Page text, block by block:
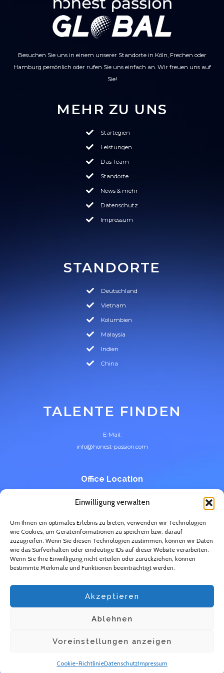
Einwilligung verwalten
Um Ihnen ein optimales Erlebnis zu bieten, verwenden wir Technologien
wie Cookies, um Geräteinformationen zu speichern bzw. darauf
zuzugreifen. Wenn Sie diesen Technologien zustimmen, können wir Daten
wie das Surfverhalten oder eindeutige IDs auf dieser Website verarbeiten.
Wenn Sie Ihre Einwilligung nicht erteilen oder zurückziehen, können
bestimmte Merkmale und Funktionen beeinträchtigt werden.
Akzeptieren
Ablehnen
Voreinstellungen anzeigen
Cookie-RichtlinieDatenschutzImpressum
Besuchen Sie uns in einem unserer Standorte in Köln, Frechen oder
Hamburg persönlich oder rufen Sie uns einfach an. Wir freuen uns auf
Sie!
MEHR ZU UNS
Startegien
Leistungen
Das Team
Standorte
News & mehr
Datenschutz
Impressum
STANDORTE
Deutschland
Vietnam
Kolumbien
Malaysia
Indien
China
TALENTE FINDEN
E-Mail:
info@honest-passion.com
Office Location
Sie erreichen uns täglich von:
09.00 AM - 18.00 PM